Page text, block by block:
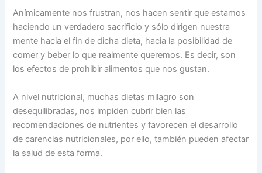
Anímicamente nos frustran, nos hacen sentir que estamos
haciendo un verdadero sacrificio y sólo dirigen nuestra
mente hacia el fin de dicha dieta, hacia la posibilidad de
comer y beber lo que realmente queremos. Es decir, son
los efectos de prohibir alimentos que nos gustan.
A nivel nutricional, muchas dietas milagro son
desequilibradas, nos impiden cubrir bien las
recomendaciones de nutrientes y favorecen el desarrollo
de carencias nutricionales, por ello, también pueden afectar
la salud de esta forma.